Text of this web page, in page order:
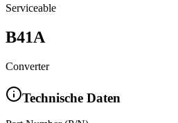
Serviceable
B41A
Converter
Technische Daten